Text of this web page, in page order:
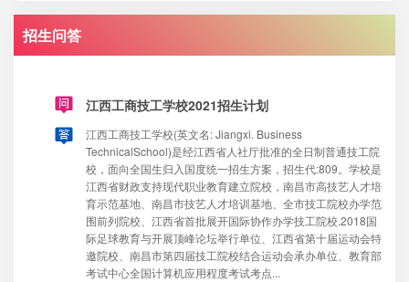
招生问答
江西工商技工学校2021招生计划
江西工商技工学校(英文名: Jiangxi. Business
TechnicalSchool)是经江西省人社厅批准的全日制普通技工院
校，面向全国生归入国度统一招生方案，招生代:809。学校是
江西省财政支持现代职业教育建立院校，南昌市高技艺人才培
育示范基地、南昌市技艺人才培训基地、全市技工院校办学范
围前列院校、江西省首批展开国际协作办学技工院校.2018国
际足球教育与开展顶峰论坛举行单位、江西省第十届运动会特
邀院校、南昌市第四届技工院校结合运动会承办单位、教育部
考试中心全国计算机应用程度考试考点...